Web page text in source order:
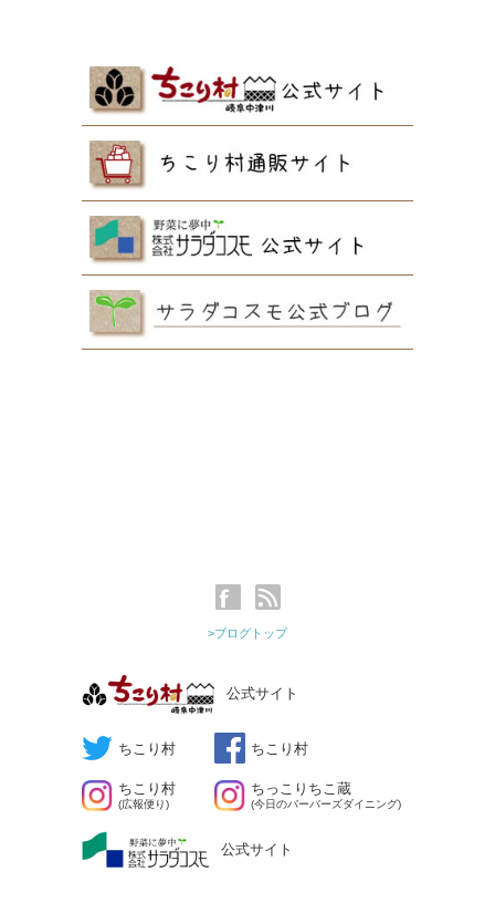
>ブログトップ
公式サイト
ちこり村 ちこり村
ちこり村
(広報便り)
ちっこりちこ蔵
(今日のバーバーズダイニング)
公式サイト